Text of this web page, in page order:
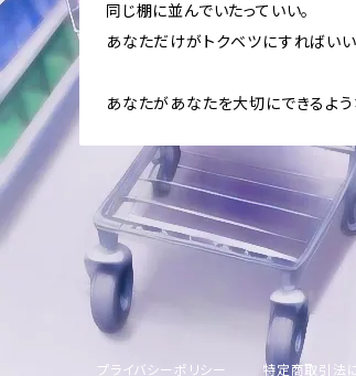
同じ棚に並んでいたっていい。
あなただけがトクベツにすればいい
あなたがあなたを大切にできるよ
プライバシーポリシー 特定商取引法